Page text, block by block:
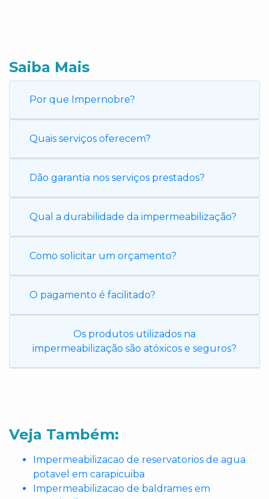
Saiba Mais
Por que Impernobre?
Quais serviços oferecem?
Dão garantia nos serviços prestados?
Qual a durabilidade da impermeabilização?
Como solicitar um orçamento?
O pagamento é facilitado?
Os produtos utilizados na
impermeabilização são atóxicos e seguros?
Veja Também:
Impermeabilizacao de reservatorios de agua
potavel em carapicuiba
Impermeabilizacao de baldrames em